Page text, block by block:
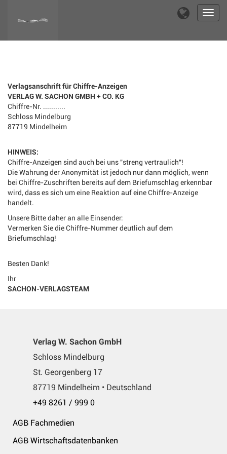
Verlagsanschrift für Chiffre-Anzeigen
VERLAG W. SACHON GMBH + CO. KG
Chiffre-Nr. ...........
Schloss Mindelburg
87719 Mindelheim
HINWEIS:
Chiffre-Anzeigen sind auch bei uns "streng vertraulich"!
Die Wahrung der Anonymität ist jedoch nur dann möglich, wenn
bei Chiffre-Zuschriften bereits auf dem Briefumschlag erkennbar
wird, dass es sich um eine Reaktion auf eine Chiffre-Anzeige
handelt.
Unsere Bitte daher an alle Einsender:
Vermerken Sie die Chiffre-Nummer deutlich auf dem
Briefumschlag!
Besten Dank!
Ihr
SACHON-VERLAGSTEAM
Verlag W. Sachon GmbH
Schloss Mindelburg
St. Georgenberg 17
87719 Mindelheim • Deutschland
+49 8261 / 999 0
AGB Fachmedien
AGB Wirtschaftsdatenbanken